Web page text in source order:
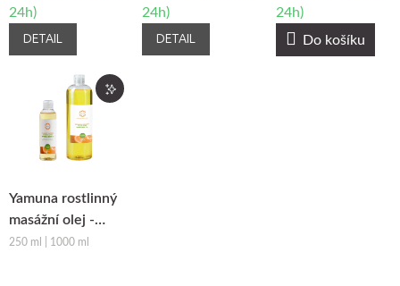
24h)
DETAIL
24h)
DETAIL
24h)
Do košíku
Yamuna rostlinný
masážní olej -
Pomeranč-
250 ml | 1000 ml